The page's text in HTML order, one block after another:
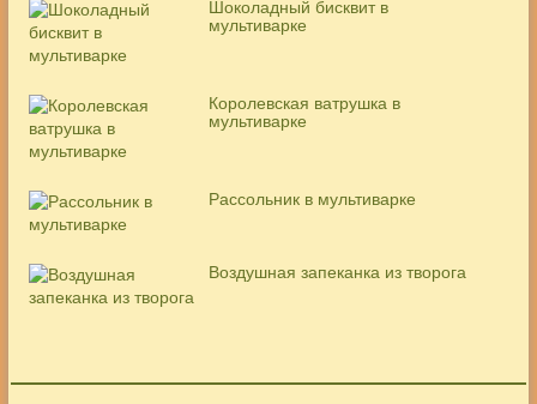
Шоколадный бисквит в
мультиварке
Королевская ватрушка в
мультиварке
Рассольник в мультиварке
Воздушная запеканка из творога